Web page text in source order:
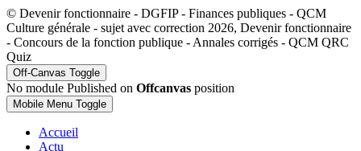
© Devenir fonctionnaire - DGFIP - Finances publiques - QCM
Culture générale - sujet avec correction 2026, Devenir fonctionnaire
- Concours de la fonction publique - Annales corrigés - QCM QRC
Quiz
Off-Canvas Toggle
No module Published on Offcanvas position
Mobile Menu Toggle
Accueil
Actu